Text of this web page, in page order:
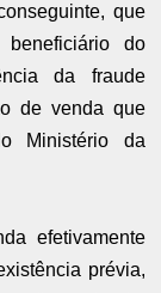
que
do
da fraude
de venda que
Ministério da
efetivamente
prévia,